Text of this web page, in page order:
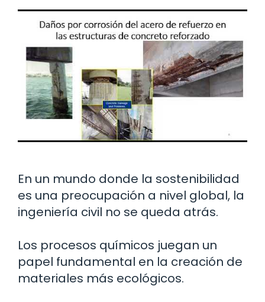
En un mundo donde la sostenibilidad
es una preocupación a nivel global, la
ingeniería civil no se queda atrás.
Los procesos químicos juegan un
papel fundamental en la creación de
materiales más ecológicos.